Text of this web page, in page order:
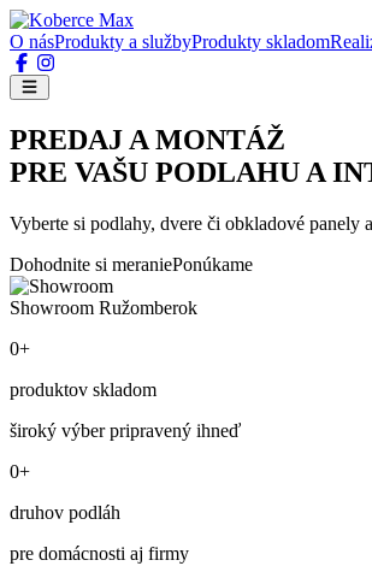
O násProdukty a službyProdukty skladom
PREDAJ A MONTÁŽ
PRE VAŠU PODLAHU A
Vyberte si podlahy, dvere či obkladové panely
Dohodnite si meraniePonúkame
Showroom Ružomberok
0+
produktov skladom
široký výber pripravený ihneď
0+
druhov podláh
pre domácnosti aj firmy